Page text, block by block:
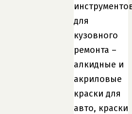
для
кузовного
ремонта –
алкидные и
акриловые
краски для
авто, краски